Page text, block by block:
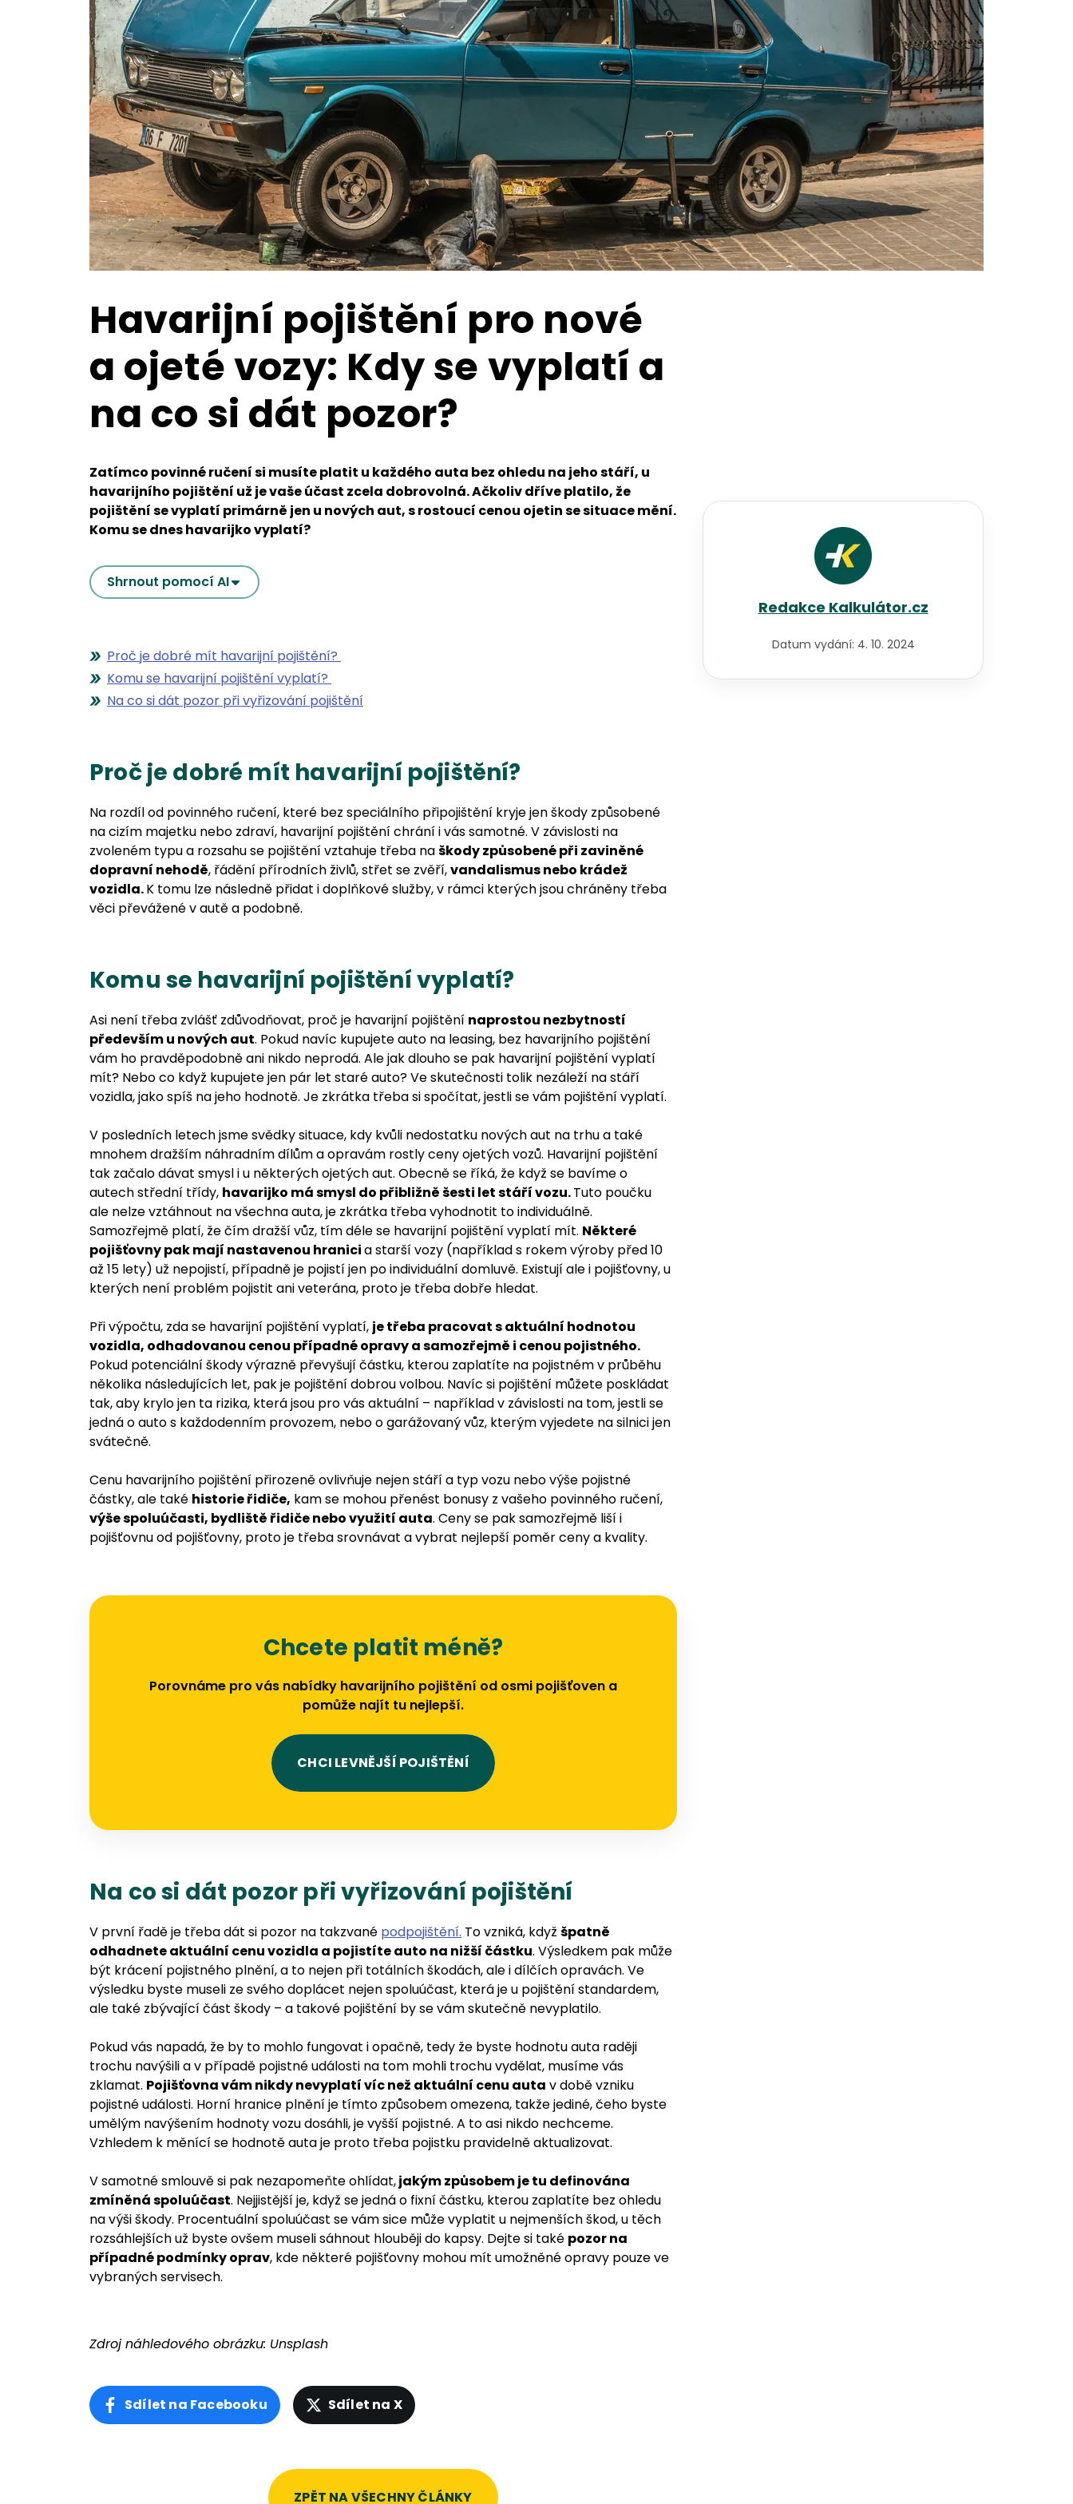
Havarijní pojištění pro nové
a ojeté vozy: Kdy se vyplatí a
na co si dát pozor?
Zatímco povinné ručení si musíte platit u každého auta bez ohledu na jeho stáří, u
havarijního pojištění už je vaše účast zcela dobrovolná. Ačkoliv dříve platilo, že
pojištění se vyplatí primárně jen u nových aut, s rostoucí cenou ojetin se situace mění.
Komu se dnes havarijko vyplatí?
Shrnout pomocí AI
Proč je dobré mít havarijní pojištění?
Komu se havarijní pojištění vyplatí?
Na co si dát pozor při vyřizování pojištění
Proč je dobré mít havarijní pojištění?
Na rozdíl od povinného ručení, které bez speciálního připojištění kryje jen škody způsobené
na cizím majetku nebo zdraví, havarijní pojištění chrání i vás samotné. V závislosti na
zvoleném typu a rozsahu se pojištění vztahuje třeba naškody způsobené při zaviněné
dopravní nehodě, řádění přírodních živlů, střet se zvěří,vandalismus nebo krádež
vozidla.K tomu lze následně přidat i doplňkové služby, v rámci kterých jsou chráněny třeba
věci převážené v autě a podobně.
Komu se havarijní pojištění vyplatí?
Asi není třeba zvlášť zdůvodňovat, proč je havarijní pojištění naprostou nezbytností
především u nových aut. Pokud navíc kupujete auto na leasing, bez havarijního pojištění
vám ho pravděpodobně ani nikdo neprodá. Ale jak dlouho se pak havarijní pojištění vyplatí
mít? Nebo co když kupujete jen pár let staré auto? Ve skutečnosti tolik nezáleží na stáří
vozidla, jako spíš na jeho hodnotě. Je zkrátka třeba si spočítat, jestli se vám pojištění vyplatí.
V posledních letech jsme svědky situace, kdy kvůli nedostatku nových aut na trhu a také
mnohem dražším náhradním dílům a opravám rostly ceny ojetých vozů. Havarijní pojištění
tak začalo dávat smysl i u některých ojetých aut. Obecně se říká, že když se bavíme o
autech střední třídy, havarijko má smysl do přibližně šesti let stáří vozu.Tuto poučku
ale nelze vztáhnout na všechna auta, je zkrátka třeba vyhodnotit to individuálně.
Samozřejmě platí, že čím dražší vůz, tím déle se havarijní pojištění vyplatí mít. Některé
pojišťovny pak mají nastavenou hranicia starší vozy (například s rokem výroby před 10
až 15 lety) už nepojistí, případně je pojistí jen po individuální domluvě. Existují ale i pojišťovny, u
kterých není problém pojistit ani veterána, proto je třeba dobře hledat.
Při výpočtu, zda se havarijní pojištění vyplatí, je třeba pracovat s aktuální hodnotou
vozidla, odhadovanou cenou případné opravy a samozřejmě i cenou pojistného.
Pokud potenciální škody výrazně převyšují částku, kterou zaplatíte na pojistném v průběhu
několika následujících let, pak je pojištění dobrou volbou. Navíc si pojištění můžete poskládat
tak, aby krylo jen ta rizika, která jsou pro vás aktuální – například v závislosti na tom, jestli se
jedná o auto s každodenním provozem, nebo o garážovaný vůz, kterým vyjedete na silnici jen
svátečně.
Cenu havarijního pojištění přirozeně ovlivňuje nejen stáří a typ vozu nebo výše pojistné
částky, ale také historie řidiče, kam se mohou přenést bonusy z vašeho povinného ručení,
výše spoluúčasti, bydliště řidiče nebo využití auta. Ceny se pak samozřejmě liší i
pojišťovnu od pojišťovny, proto je třeba srovnávat a vybrat nejlepší poměr ceny a kvality.
Chcete platit méně?
Porovnáme pro vás nabídky havarijního pojištění od osmi pojišťoven a
pomůže najít tu nejlepší.
CHCI LEVNĚJŠÍ POJIŠTĚNÍ
Na co si dát pozor při vyřizování pojištění
V první řadě je třeba dát si pozor na takzvané podpojištění. To vzniká, když špatně
odhadnete aktuální cenu vozidla a pojistíte auto na nižší částku. Výsledkem pak může
být krácení pojistného plnění, a to nejen při totálních škodách, ale i dílčích opravách. Ve
výsledku byste museli ze svého doplácet nejen spoluúčast, která je u pojištění standardem,
ale také zbývající část škody – a takové pojištění by se vám skutečně nevyplatilo.
Pokud vás napadá, že by to mohlo fungovat i opačně, tedy že byste hodnotu auta raději
trochu navýšili a v případě pojistné události na tom mohli trochu vydělat, musíme vás
zklamat. Pojišťovna vám nikdy nevyplatí víc než aktuální cenu auta v době vzniku
pojistné události. Horní hranice plnění je tímto způsobem omezena, takže jediné, čeho byste
umělým navýšením hodnoty vozu dosáhli, je vyšší pojistné. A to asi nikdo nechceme.
Vzhledem k měnící se hodnotě auta je proto třeba pojistku pravidelně aktualizovat.
V samotné smlouvě si pak nezapomeňte ohlídat,jakým způsobem je tu definována
zmíněná spoluúčast. Nejjistější je, když se jedná o fixní částku, kterou zaplatíte bez ohledu
na výši škody. Procentuální spoluúčast se vám sice může vyplatit u nejmenších škod, u těch
rozsáhlejších už byste ovšem museli sáhnout hlouběji do kapsy. Dejte si také pozor na
případné podmínky oprav, kde některé pojišťovny mohou mít umožněné opravy pouze ve
vybraných servisech.
Zdroj náhledového obrázku: Unsplash
Sdílet na Facebooku Sdílet na X
ZPĚT NA VŠECHNY ČLÁNKY
Redakce Kalkulátor.cz
Datum vydání: 4. 10. 2024